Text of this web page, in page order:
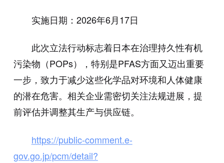
实施日期：2026年6月17日
此次立法行动标志着日本在治理持久性有机
污染物（POPs），特别是PFAS方面又迈出重要
一步，致力于减少这些化学品对环境和人体健康
的潜在危害。相关企业需密切关注法规进展，提
前评估并调整其生产与供应链。
https://public-comment.e-
gov.go.jp/pcm/detail?